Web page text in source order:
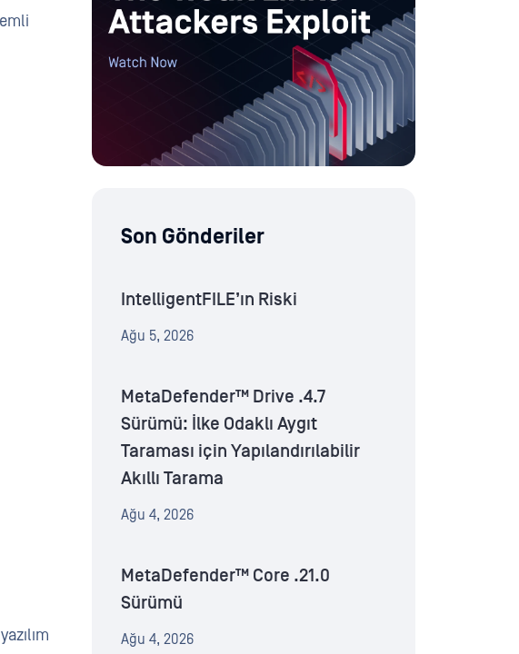
Son Gönderiler
IntelligentFILE’ın Riski
Ağu 5, 2026
MetaDefender™ Drive .4.7
Sürümü: İlke Odaklı Aygıt
Taraması için Yapılandırılabilir
Akıllı Tarama
Ağu 4, 2026
MetaDefender™ Core .21.0
Sürümü
Ağu 4, 2026